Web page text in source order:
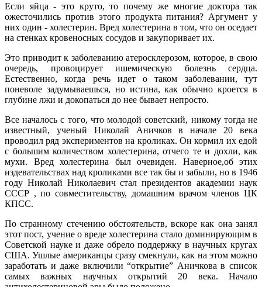
Если яйца - это круто, то почему же многие доктора так
ожесточились против этого продукта питания? Аргумент у
них один - холестерин. Вред холестерина в том, что он оседает
на стенках кровеносных сосудов и закупоривает их.
Это приводит к заболеванию атеросклерозом, которое, в свою
очередь, провоцирует ишемическую болезнь сердца.
Естественно, когда речь идет о таком заболевании, тут
поневоле задумываешься, но истина, как обычно кроется в
глубине лжи и докопаться до нее бывает непросто.
Все началось с того, что молодой советский, никому тогда не
известный, ученый Николай Аничков в начале 20 века
проводил ряд экспериментов на кроликах. Он кормил их едой
с большим количеством холестерина, отчего те и дохли, как
мухи. Вред холестерина был очевиден. Наверное,об этих
издевательствах над кроликами все так бы и забыли, но в 1946
году Николай Николаевич стал президентов академии наук
СССР , по совместительству, домашним врачом членов ЦК
КПСС.
По странному стечению обстоятельств, вскоре как она занял
этот пост, учение о вреде холестерина стало доминирующим в
Советской науке и даже обрело поддержку в научных кругах
США. Ушлые американцы сразу смекнули, как на этом можно
заработать и даже включили “открытие” Аничкова в список
самых важных научных открытий 20 века. Начало